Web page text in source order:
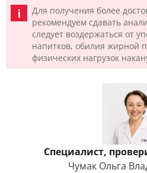
Для получения более
рекомендуем сдавать
следует воздержаться от
напитков, обилия жирной
физических нагрузок
Специалист,
Чумак Ольга